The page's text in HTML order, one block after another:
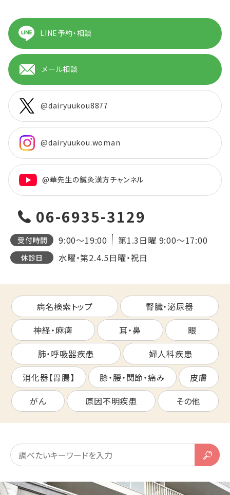
LINE予約・相談
メール相談
@dairyuukou8877
@dairyuukou.woman
@華先生の鍼灸漢方チャンネル
06-6935-3129
受付時間 9:00～19:00 第1.3日曜 9:00～17:00
休診日 水曜・第2.4.5日曜・祝日
病名検索トップ
腎臓・泌尿器
神経・麻痺
耳・鼻
眼
肺・呼吸器疾患
婦人科疾患
消化器【胃腸】
膝・腰・関節・痛み
皮膚
がん
原因不明疾患 その他